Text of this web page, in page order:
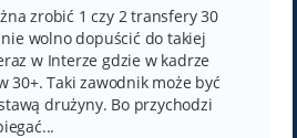
zrobić 1 czy 2 transfery 30
wolno dopuścić do takiej
w Interze gdzie w kadrze
30+. Taki zawodnik może być
drużyny. Bo przychodzi